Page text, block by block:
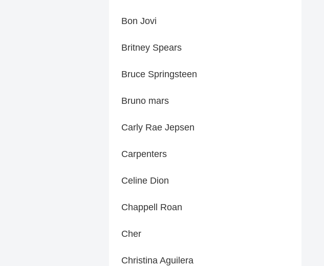
Bon Jovi
Britney Spears
Bruce Springsteen
Bruno mars
Carly Rae Jepsen
Carpenters
Celine Dion
Chappell Roan
Cher
Christina Aguilera